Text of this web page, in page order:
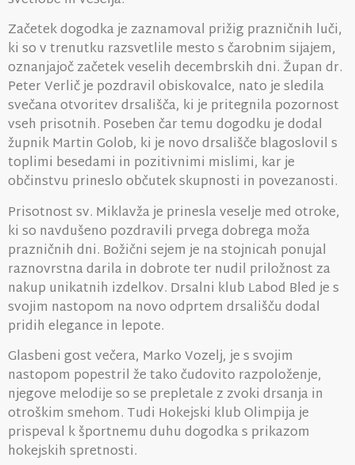
Začetek dogodka je zaznamoval prižig prazničnih luči,
ki so v trenutku razsvetlile mesto s čarobnim sijajem,
oznanjajoč začetek veselih decembrskih dni. Župan dr.
Peter Verlič je pozdravil obiskovalce, nato je sledila
svečana otvoritev drsališča, ki je pritegnila pozornost
vseh prisotnih. Poseben čar temu dogodku je dodal
župnik Martin Golob, ki je novo drsališče blagoslovil s
toplimi besedami in pozitivnimi mislimi, kar je
občinstvu prineslo občutek skupnosti in povezanosti.
Prisotnost sv. Miklavža je prinesla veselje med otroke,
ki so navdušeno pozdravili prvega dobrega moža
prazničnih dni. Božični sejem je na stojnicah ponujal
raznovrstna darila in dobrote ter nudil priložnost za
nakup unikatnih izdelkov. Drsalni klub Labod Bled je s
svojim nastopom na novo odprtem drsališču dodal
pridih elegance in lepote.
Glasbeni gost večera, Marko Vozelj, je s svojim
nastopom popestril že tako čudovito razpoloženje,
njegove melodije so se prepletale z zvoki drsanja in
otroškim smehom. Tudi Hokejski klub Olimpija je
prispeval k športnemu duhu dogodka s prikazom
hokejskih spretnosti.